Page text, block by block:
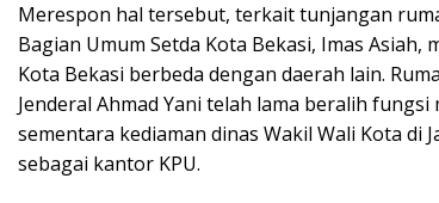
Merespon hal tersebut, terkait tunjangan
Bagian Umum Setda Kota Bekasi, Imas Asiah,
Kota Bekasi berbeda dengan daerah lain.
Jenderal Ahmad Yani telah lama beralih
sementara kediaman dinas Wakil Wali Kota di
sebagai kantor KPU.